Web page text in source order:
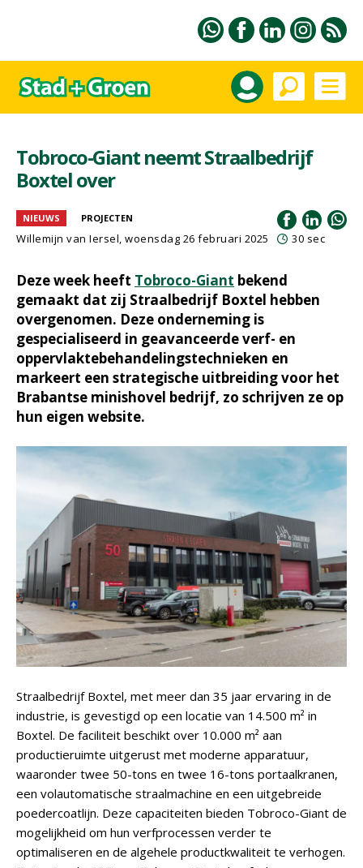
Tobroco-Giant neemt Straalbedrijf
Boxtel over
NIEUWS PROJECTEN
Willemijn van Iersel, woensdag 26 februari 2025 30 sec
Deze week heeft Tobroco-Giant bekend
gemaakt dat zij Straalbedrijf Boxtel hebben
overgenomen. Deze onderneming is
gespecialiseerd in geavanceerde verf- en
oppervlaktebehandelingstechnieken en
markeert een strategische uitbreiding voor het
Brabantse minishovel bedrijf, zo schrijven ze op
hun eigen website.
Straalbedrijf Boxtel, met meer dan 35 jaar ervaring in de
industrie, is gevestigd op een locatie van 14.500 m² in
Boxtel. De faciliteit beschikt over 10.000 m² aan
productieruimte uitgerust met moderne apparatuur,
waaronder twee 50-tons en twee 16-tons portaalkranen,
een volautomatische straalmachine en een uitgebreide
poedercoatlijn. Deze capaciteiten bieden Tobroco-Giant de
mogelijkheid om hun verfprocessen verder te
optimaliseren en de algehele productkwaliteit te verhogen.